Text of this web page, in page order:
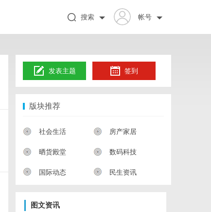
帐号
搜索
发表主题 签到
版块推荐
社会生活 房产家居
晒货殿堂 数码科技
国际动态 民生资讯
图文资讯